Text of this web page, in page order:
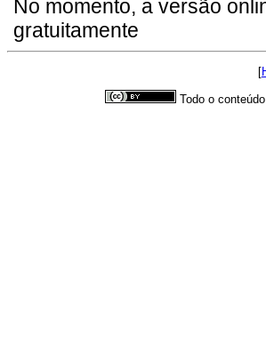
No momento, a versão
gratuitamente
[
Todo o